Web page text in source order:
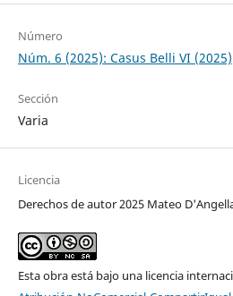
Número
Núm. 6 (2025): Casus Belli VI (2025)
Sección
Varia
Licencia
Derechos de autor 2025 Mateo
Esta obra está bajo una licencia